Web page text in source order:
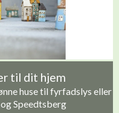
til dit hjem
huse til fyrfadslys eller
Speedtsberg